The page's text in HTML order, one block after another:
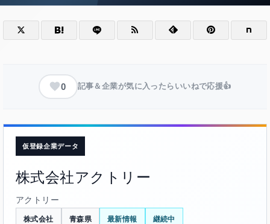
0 記事＆企業が気に入ったらいいねで応援👍
仮登録企業データ
株式会社アクトリー
アクトリー
株式会社 青森県 最新情報 継続中